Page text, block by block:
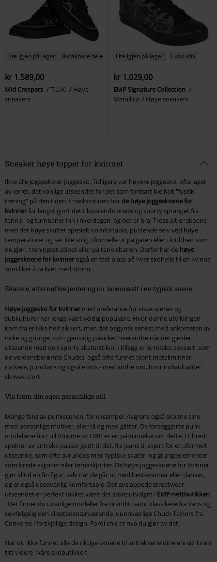
Lite igjen på lager Avtakbare deler
kr 1.589,00
Mid Creepers T.U.K.
Høye
sneakers
Lite igjen på lager Eksklusiv
kr 1.029,00
EMP Signature Collection
Metallica
Høye sneakers
Sneaker høye topper for kvinner
Ikke alle joggesko er joggesko. Tidligere var høyere joggesko, ofte laget
av lerret, det vanlige utseendet for det som fortsatt ble kalt "fysisk
trening" på den tiden. I mellomtiden har de høye joggeskoene for
kvinnerfor lengst gjort det tilsvarende brede og sporty spranget fra
tennis- og turnbaner inn i hverdagen, og det er bra. Tross alt er skoene
med det høye skaftet spesielt komfortable, pustende selv ved høye
temperaturer og ser like stilig uformelle ut på gaten eller i klubben som
de gjør i treningsstudioet eller på tennisbanen. Derfor har de høye
joggeskoene for kvinnerogså en fast plass på hver skohylle til en kvinne
som liker å ta livet med storm.
Skatere, alternative jenter og co. iscenesatt i en typisk scene
Høye joggesko for kvinnermed preferanse for visse scener og
subkulturer har lenge vært veldig populære. Hvor denne utviklingen
kom fra er ikke helt sikkert, men det begynte senest med ankomsten av
indie og grunge, som gjensidig påvirket hverandre når det gjelder
utseende med den sporty skaterstilen. I tillegg er lerretsko spesielt, som
de verdensberømte Chucks, også ofte funnet blant metallminner,
rockere, punkfans og også emos - med andre ord, hvor individualitet
skrives stort.
Vis frem din egen personlige stil
Mange fans av punkscenen, for eksempel. Avgrens også skoene sine
med personlige motiver, eller til og med glitter. De forseggjorte punk-
modellene fra Full Volume av EMP er en påminnelse om dette. Et bredt
spekter av antrekk passer godt til det, fra jeans til skjørt for et uformelt
utseende, som ofte avrundes med typiske skater- og grungeelementer
som brede skjorter eller temaskjorter. De høye joggeskoene for kvinner
gjør alltid en fin figur, selv når de går ut med bestevenner eller danser,
og er også usedvanlig komfortable. Det avslappede streetwear-
utseendet er perfekt takket være det store utvalget i EMP-nettbutikken
. Der finner du uvanlige modeller fra Brandit, samt klassikere fra Vans og
selvfølgelig den allestedsnærværende, uunnværlige Chuck Taylors fra
Converse i forskjellige design. Fordi chic er hva du gjør av det.
Har du ikke funnet alle de riktige skoene til antrekkene dine ennå? Ta en
titt videre i våre skobutikker: